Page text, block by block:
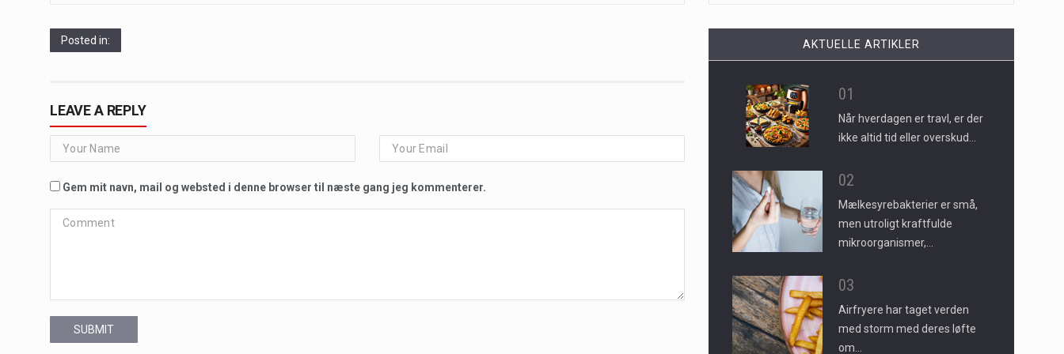
Posted in:
LEAVE A REPLY
Gem mit navn, mail og websted i denne browser til næste gang jeg kommenterer.
SUBMIT
AKTUELLE ARTIKLER
01
Når hverdagen er travl, er der
ikke altid tid eller overskud…
02
Mælkesyrebakterier er små,
men utroligt kraftfulde
mikroorganismer,…
03
Airfryere har taget verden
med storm med deres løfte
om…